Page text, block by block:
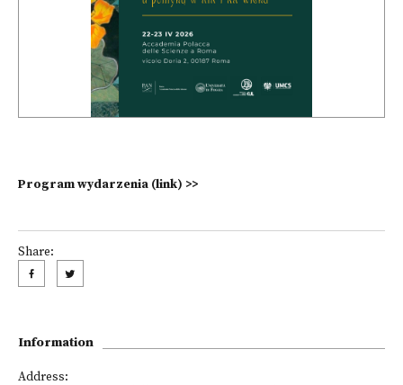
Program wydarzenia (link) >>
Share:
Information
Address: